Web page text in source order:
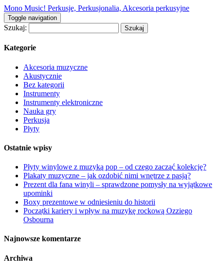
Mono Music! Perkusje, Perkusjonalia, Akcesoria perkusyjne
Toggle navigation
Szukaj:
Kategorie
Akcesoria muzyczne
Akustycznie
Bez kategorii
Instrumenty
Instrumenty elektroniczne
Nauka gry
Perkusja
Płyty
Ostatnie wpisy
Płyty winylowe z muzyką pop – od czego zacząć kolekcję?
Plakaty muzyczne – jak ozdobić nimi wnętrze z pasją?
Prezent dla fana winyli – sprawdzone pomysły na wyjątkowe
upominki
Boxy prezentowe w odniesieniu do historii
Początki kariery i wpływ na muzykę rockową Ozziego
Osbourna
Najnowsze komentarze
Archiwa